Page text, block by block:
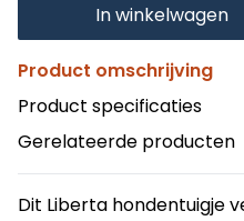
In winkelwagen
Product omschrijving
Product specificaties
Gerelateerde producten
Dit Liberta hondentuigje